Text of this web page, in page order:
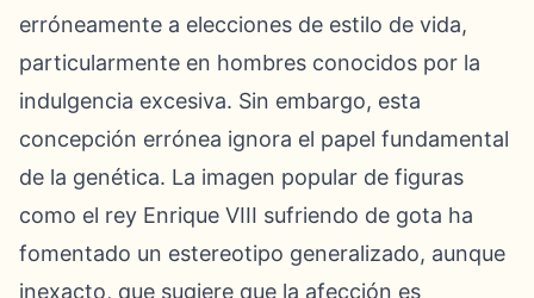
erróneamente a elecciones de estilo de vida,
particularmente en hombres conocidos por la
indulgencia excesiva. Sin embargo, esta
concepción errónea ignora el papel fundamental
de la genética. La imagen popular de figuras
como el rey Enrique VIII sufriendo de gota ha
fomentado un estereotipo generalizado, aunque
inexacto, que sugiere que la afección es